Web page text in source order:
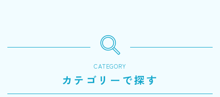
CATEGORY
カテゴリーで探す